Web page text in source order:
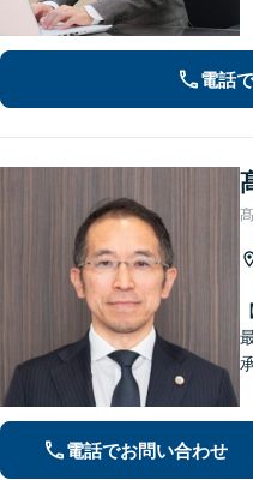
電話
電話でお問い合わせ